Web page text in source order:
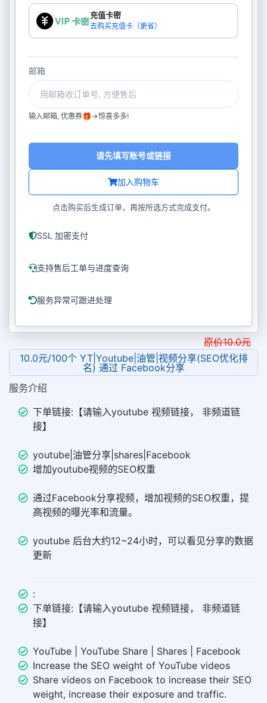
充值卡密
去购买充值卡（更省）
邮箱
输入邮箱, 优惠券🎁->惊喜多多!
加入购物车
请先填写账号或链接
点击购买后生成订单，再按所选方式完成支付。
SSL 加密支付
支持售后工单与进度查询
服务异常可跟进处理
原价10.0元
10.0元/100个 YT|Youtube|油管|视频分享(SEO优化排
名) 通过 Facebook分享
服务介绍
下单链接:【请输入youtube 视频链接， 非频道链
接】
youtube|油管分享|shares|Facebook
增加youtube视频的SEO权重
通过Facebook分享视频，增加视频的SEO权重，提
高视频的曝光率和流量。
youtube 后台大约12~24小时，可以看见分享的数据
更新
:
下单链接:【请输入youtube 视频链接， 非频道链
接】
YouTube | YouTube Share | Shares | Facebook
Increase the SEO weight of YouTube videos
Share videos on Facebook to increase their SEO
weight, increase their exposure and traffic.